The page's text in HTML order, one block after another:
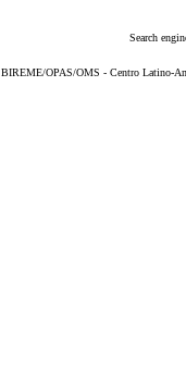
Search
BIREME/OPAS/OMS - Centro Latino-